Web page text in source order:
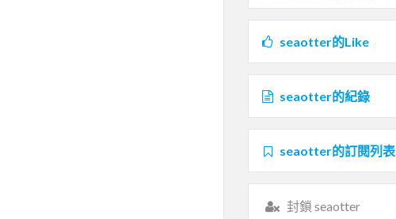
seaotter的Like
seaotter的紀錄
seaotter的訂閱列表
封鎖 seaotter